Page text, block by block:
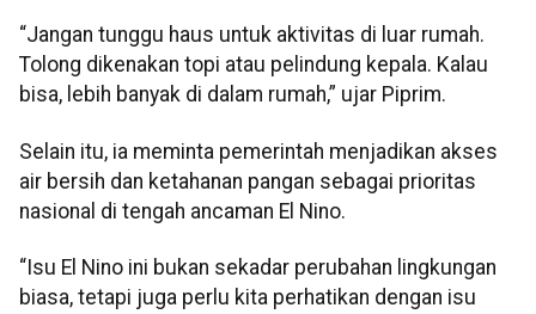
“Jangan tunggu haus untuk aktivitas di luar rumah.
Tolong dikenakan topi atau pelindung kepala. Kalau
bisa, lebih banyak di dalam rumah,” ujar Piprim.
Selain itu, ia meminta pemerintah menjadikan akses
air bersih dan ketahanan pangan sebagai prioritas
nasional di tengah ancaman El Nino.
“Isu El Nino ini bukan sekadar perubahan lingkungan
biasa, tetapi juga perlu kita perhatikan dengan isu